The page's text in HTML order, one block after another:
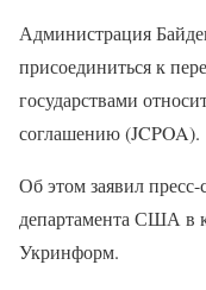
Администрация
присоединиться к
государствами
соглашению (JCPOA).
Об этом заявил пресс-
департамента США в
Укринформ.